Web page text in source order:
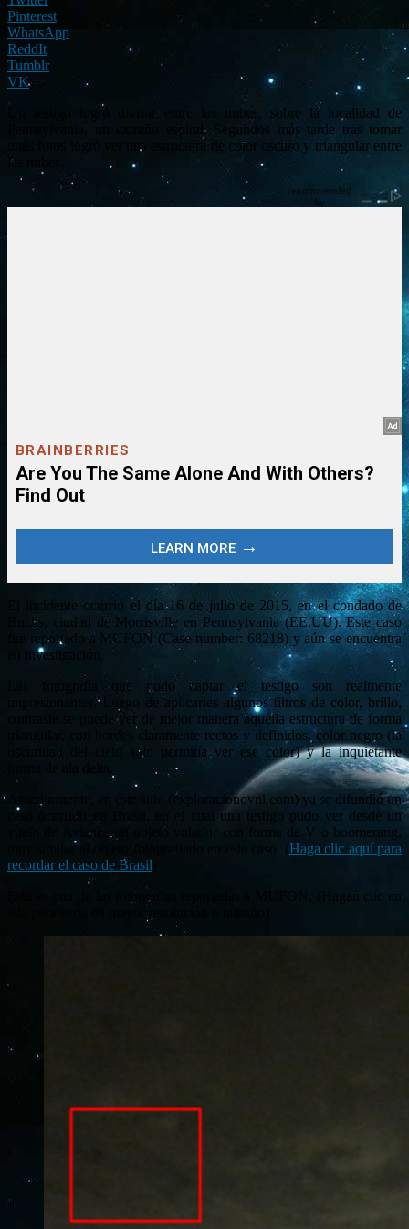
Pinterest
WhatsApp
ReddIt
Tumblr
VK
Un testigo logró divisar entre las nubes, sobre la localidad de
Pennsylvania, un extraño espiral. Segundos más tarde tras tomar
unas fotos logró ver una estructura de color oscuro y triangular entre
las nubes.
El incidente ocurrió el día 16 de julio de 2015, en el condado de
Bucks, ciudad de Morrisville en Pennsylvania (EE.UU). Este caso
fue reportado a MUFON (Case number: 68218) y aún se encuentra
en investigación.
Las fotografía que pudo captar el testigo son realmente
impresionantes. Luego de aplicarles algunos filtros de color, brillo,
contraste se puede ver de mejor manera aquella estructura de forma
triangular, con bordes claramente rectos y definidos, color negro (la
oscuridad del cielo solo permitía ver ese color) y la inquietante
Anteriormente, en este sitio (exploracionovni.com) ya se difundió un
caso ocurrido en Brasil, en el cual una testigo pudo ver desde un
vuelo de Avianca un objeto volador con forma de V o boomerang,
muy similar al objeto fotografiado en este caso. (Haga clic aquí para
recordar el caso de Brasil
Esta es una de las fotografías reportadas a MUFON: (Hagan clic en